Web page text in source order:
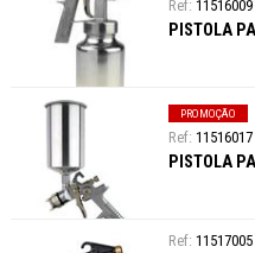
11516009
PISTOLA
PROMOÇÃO
11516017
PISTOLA
11517005